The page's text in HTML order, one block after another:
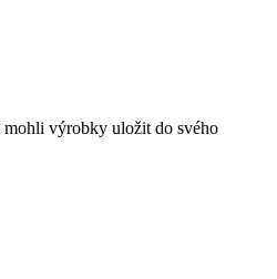
mohli výrobky uložit do svého